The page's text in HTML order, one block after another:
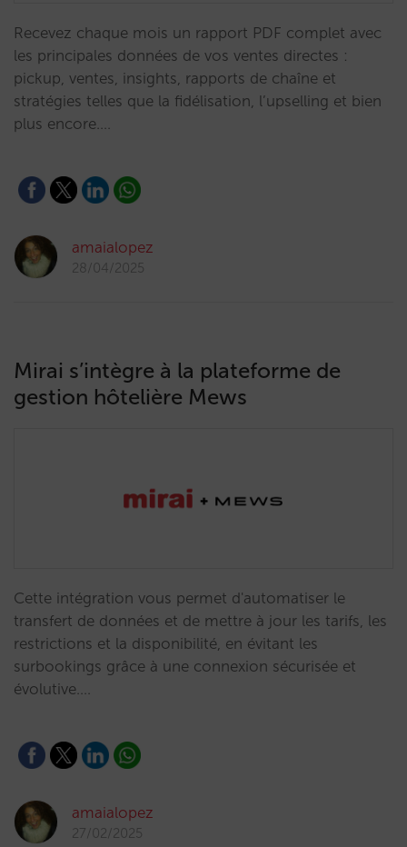
Recevez chaque mois un rapport PDF complet avec
les principales données de vos ventes directes :
pickup, ventes, insights, rapports de chaîne et
stratégies telles que la fidélisation, l’upselling et bien
plus encore.…
amaialopez
28/04/2025
Mirai s’intègre à la plateforme de
gestion hôtelière Mews
Cette intégration vous permet d'automatiser le
transfert de données et de mettre à jour les tarifs, les
restrictions et la disponibilité, en évitant les
surbookings grâce à une connexion sécurisée et
évolutive.…
amaialopez
27/02/2025